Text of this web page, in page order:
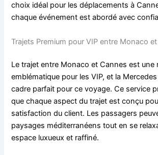
choix idéal pour les déplacements à
chaque événement est abordé avec
Trajets Premium pour VIP entre Monaco
Le trajet entre Monaco et Cannes est une
emblématique pour les VIP, et la
cadre parfait pour ce voyage. Ce service
que chaque aspect du trajet est conçu
satisfaction du client. Les passagers
paysages méditerranéens tout en se
espace luxueux et raffiné.